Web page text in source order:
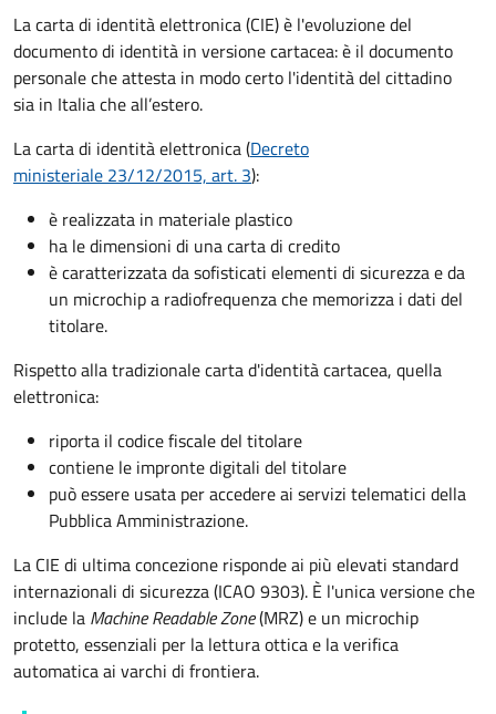
La carta di identità elettronica (CIE) è l'evoluzione del
documento di identità in versione cartacea: è il documento
personale che attesta in modo certo l'identità del cittadino
sia in Italia che all’estero.
La carta di identità elettronica (Decreto
ministeriale 23/12/2015, art. 3):
è realizzata in materiale plastico
ha le dimensioni di una carta di credito
è caratterizzata da sofisticati elementi di sicurezza e da
un microchip a radiofrequenza che memorizza i dati del
titolare.
Rispetto alla tradizionale carta d'identità cartacea, quella
elettronica:
riporta il codice fiscale del titolare
contiene le impronte digitali del titolare
può essere usata per accedere ai servizi telematici della
Pubblica Amministrazione.
La CIE di ultima concezione risponde ai più elevati standard
internazionali di sicurezza (ICAO 9303). È l'unica versione che
include la Machine Readable Zone(MRZ) e un microchip
protetto, essenziali per la lettura ottica e la verifica
automatica ai varchi di frontiera.